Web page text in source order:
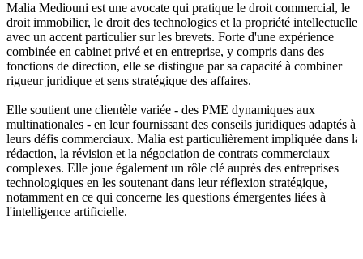
Malia Mediouni est une avocate qui pratique le droit commercial, le
droit immobilier, le droit des technologies et la propriété intellectuelle,
avec un accent particulier sur les brevets. Forte d'une expérience
combinée en cabinet privé et en entreprise, y compris dans des
fonctions de direction, elle se distingue par sa capacité à combiner
rigueur juridique et sens stratégique des affaires.
Elle soutient une clientèle variée - des PME dynamiques aux
multinationales - en leur fournissant des conseils juridiques adaptés à
leurs défis commerciaux. Malia est particulièrement impliquée dans la
rédaction, la révision et la négociation de contrats commerciaux
complexes. Elle joue également un rôle clé auprès des entreprises
technologiques en les soutenant dans leur réflexion stratégique,
notamment en ce qui concerne les questions émergentes liées à
l'intelligence artificielle.